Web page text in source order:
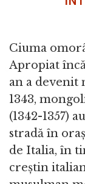
Ciuma
Apropiat
an a devenit
1343,
(1342-1357)
stradă în
de Italia, în
creștin